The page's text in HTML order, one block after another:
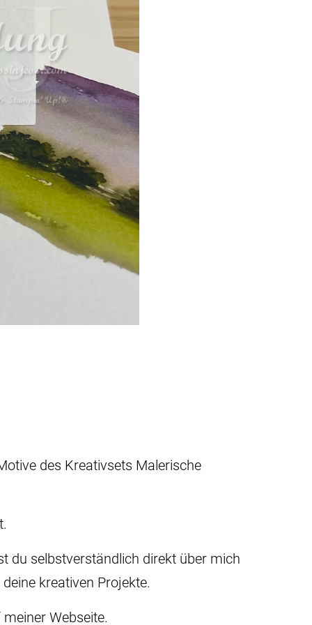
des Kreativsets Malerische
du selbstverständlich direkt über mich
kreativen Projekte.
Webseite.